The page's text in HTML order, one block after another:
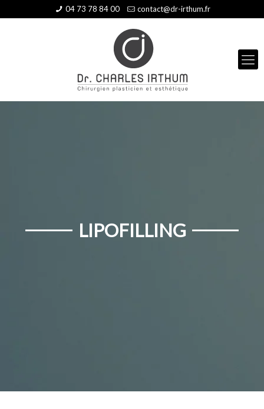
04 73 78 84 00 contact@dr-irthum.fr
LIPOFILLING